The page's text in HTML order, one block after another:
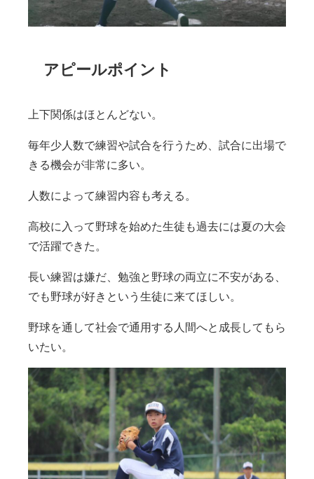
アピールポイント
上下関係はほとんどない。
毎年少人数で練習や試合を行うため、試合に出場で
きる機会が非常に多い。
人数によって練習内容も考える。
高校に入って野球を始めた生徒も過去には夏の大会
で活躍できた。
長い練習は嫌だ、勉強と野球の両立に不安がある、
でも野球が好きという生徒に来てほしい。
野球を通して社会で通用する人間へと成長してもら
いたい。